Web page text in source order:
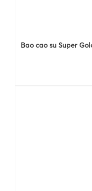
Bao cao su Super